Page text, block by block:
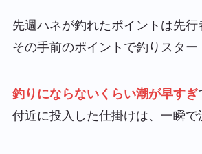
先週ハネが釣れたポイントは先行
その手前のポイントで釣りスター
釣りにならないくらい潮が早すぎ
付近に投入した仕掛けは、一瞬で